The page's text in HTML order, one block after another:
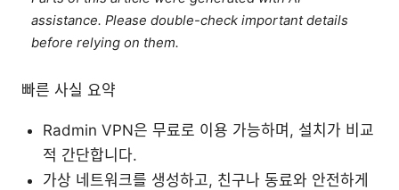
assistance. Please double-check important details
before relying on them.
빠른 사실 요약
Radmin VPN은 무료로 이용 가능하며, 설치가 비교
적 간단합니다.
가상 네트워크를 생성하고, 친구나 동료와 안전하게